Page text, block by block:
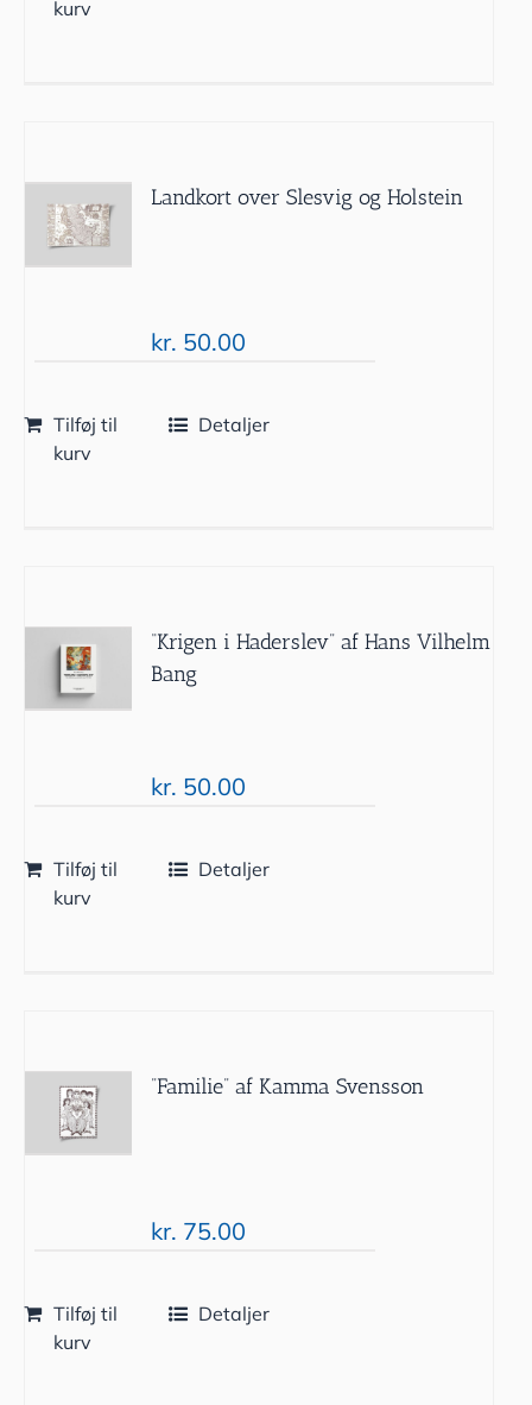
kurv
Landkort over Slesvig og Holstein
kr. 50.00
Tilføj til
kurv
Detaljer
“Krigen i Haderslev” af Hans Vilhelm
Bang
kr. 50.00
Tilføj til
kurv
Detaljer
”Familie” af Kamma Svensson
kr. 75.00
Tilføj til
kurv
Detaljer